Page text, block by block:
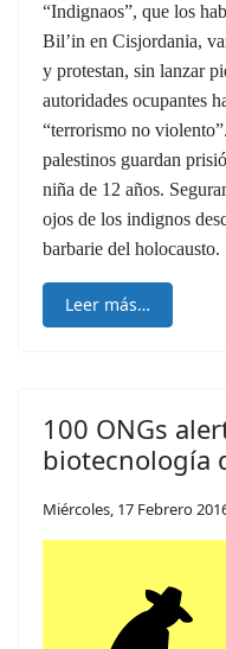
“Indignaos”, que los
Bil’in en Cisjordania,
y protestan, sin lanzar
autoridades ocupantes
“terrorismo no
palestinos guardan
niña de 12 años.
ojos de los indignos
barbarie del holocausto.
Leer más…
100 ONGs
biotecnología
Miércoles, 17 Febrero